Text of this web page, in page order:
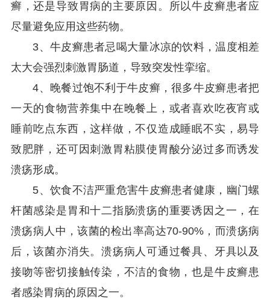
癣，还是导致胃病的主要原因。所以牛皮癣患者应
尽量避免应用这些药物。
3、牛皮癣患者忌喝大量冰凉的饮料，温度相差
太大会强烈刺激胃肠道，导致突发性挛缩。
4、晚餐过饱不利于牛皮癣，很多牛皮癣患者把
一天的食物营养集中在晚餐上，或者喜欢吃夜宵或
睡前吃点东西，这样做，不仅造成睡眠不实，易导
致肥胖，还可因刺激胃粘膜使胃酸分泌过多而诱发
溃疡形成。
5、饮食不洁严重危害牛皮癣患者健康，幽门螺
杆菌感染是胃和十二指肠溃疡的重要诱因之一，在
溃疡病人中，该菌的检出率高达70-90%，而溃疡病
后，该菌亦消失。溃疡病人可通过餐具、牙具以及
接吻等密切接触传染，不洁的食物，也是牛皮癣患
者感染胃病的原因之一。